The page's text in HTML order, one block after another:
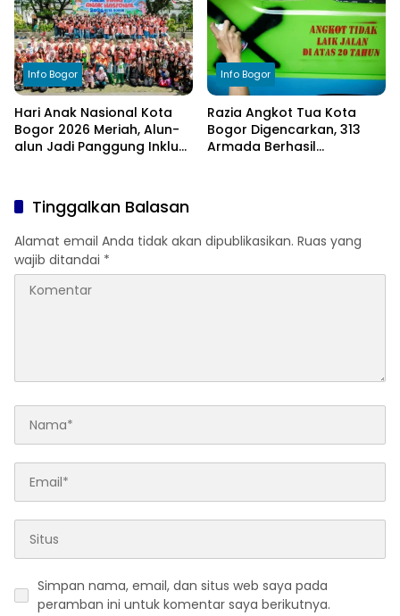
Info Bogor
Hari Anak Nasional Kota
Bogor 2026 Meriah, Alun-
alun Jadi Panggung Inklusi
Info Bogor
Razia Angkot Tua Kota
Bogor Digencarkan, 313
Armada Berhasil
Tinggalkan Balasan
Alamat email Anda tidak akan dipublikasikan. Ruas yang
wajib ditandai *
Simpan nama, email, dan situs web saya pada
peramban ini untuk komentar saya berikutnya.